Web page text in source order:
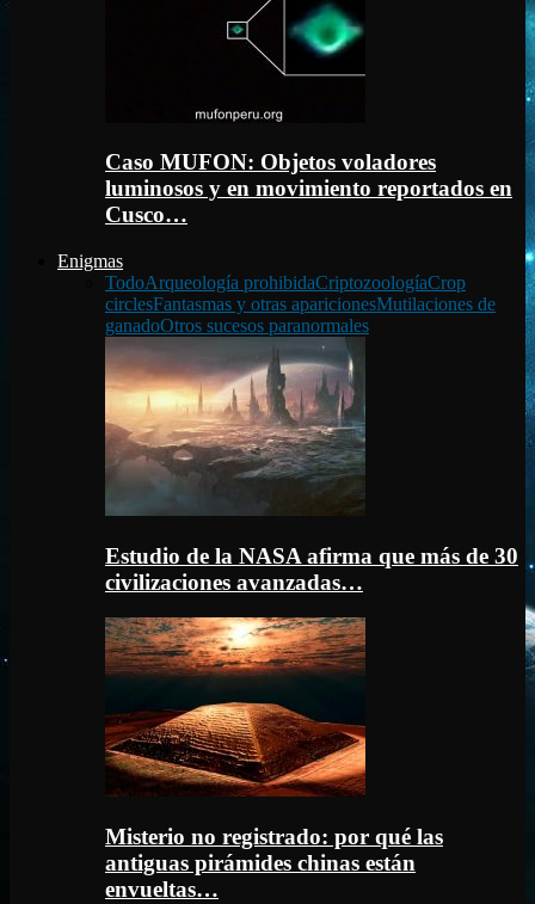
Caso MUFON: Objetos voladores
luminosos y en movimiento reportados en
Cusco…
Enigmas
TodoArqueología prohibidaCriptozoologíaCrop
circlesFantasmas y otras aparicionesMutilaciones de
ganadoOtros sucesos paranormales
Estudio de la NASA afirma que más de 30
civilizaciones avanzadas…
Misterio no registrado: por qué las
antiguas pirámides chinas están
envueltas…